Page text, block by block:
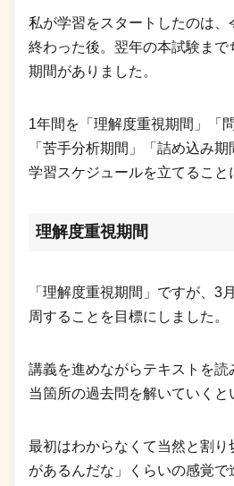
私が学習をスタートしたのは
終わった後。翌年の本試験まで
期間がありました。
1年間を「理解度重視期間」「
「苦手分析期間」「詰め込み
学習スケジュールを立てること
理解度重視期間
「理解度重視期間」ですが、3
周することを目標にしました。
講義を進めながらテキストを
当箇所の過去問を解いていくと
最初はわからなくて当然と割
があるんだな」くらいの感覚